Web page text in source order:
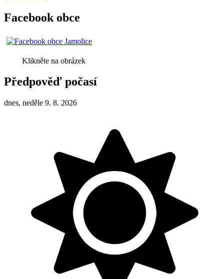
Facebook obce
Klikněte na obrázek
Předpověď počasí
dnes, neděle 9. 8. 2026